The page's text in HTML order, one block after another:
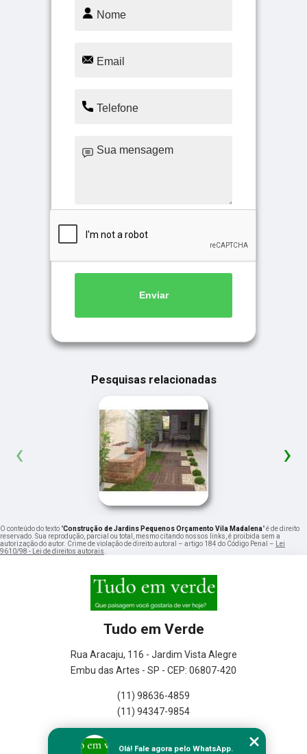
Enviar
Pesquisas relacionadas
‹ ›
O conteúdo do texto "Construção de Jardins Pequenos Orçamento Vila Madalena" é de direito
reservado. Sua reprodução, parcial ou total, mesmo citando nossos links, é proibida sem a
autorização do autor. Crime de violação de direito autoral – artigo 184 do Código Penal –
Lei
9610/98 - Lei de direitos autorais
Tudo em Verde
Rua Aracaju, 116 - Jardim Vista Alegre
Embu das Artes - SP - CEP: 06807-420
(11) 98636-4859
(11) 94347-9854
Olá! Fale agora pelo WhatsApp.